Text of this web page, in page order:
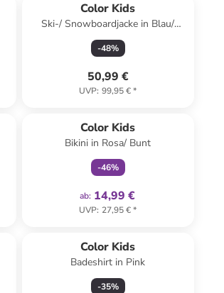
Color Kids
Ski-/ Snowboardjacke in Blau/
Hellbraun/ Dunkelblau
-48%
50,99 €
UVP: 99,95 €*
Color Kids
Bikini in Rosa/ Bunt
-46%
ab: 14,99 €
UVP: 27,95 €*
Color Kids
Badeshirt in Pink
-35%